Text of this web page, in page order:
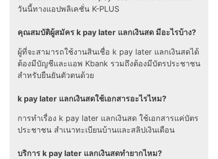
วันนี้ทางแอปพลิเคชั่น K-PLUS
คุณสมบัติผู้สมัคร k pay later แลกเงินสด มีอะไรบ้าง?
ผู้ที่จะสามารถใช้งานสินเชื่อ k pay later แลกเงินสดได้
ต้องมีบัญชีและแอพ Kbank รวมถึงต้องมีบัตรประชาชน
สำหรับยืนยันตัวตนด้วย
k pay later แลกเงินสดใช้เอกสารอะไรไหม?
การทำเรื่อง k pay later แลกเงินสด ใช้เอกสารแค่บัตร
ประชาชน สำเนาทะเบียนบ้านและสลิปเงินเดือน
บริการ k pay later แลกเงินสดทำยากไหม?